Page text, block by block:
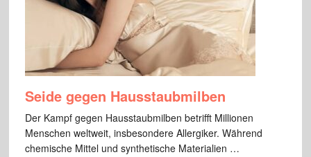
Seide gegen Hausstaubmilben
Der Kampf gegen Hausstaubmilben betrifft Millionen
Menschen weltweit, insbesondere Allergiker. Während
chemische Mittel und synthetische Materialien …